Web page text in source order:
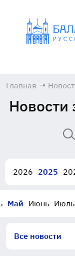
Главная →
Новости
2026 2025
Май Июнь Июль
Все новости